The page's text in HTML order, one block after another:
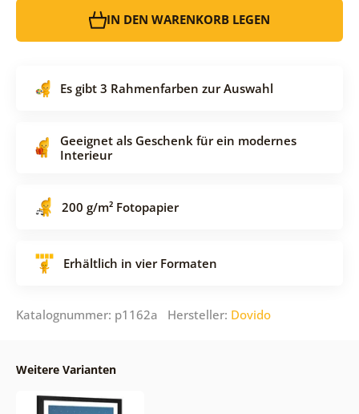
IN DEN WARENKORB LEGEN
Es gibt 3 Rahmenfarben zur Auswahl
Geeignet als Geschenk für ein modernes
Interieur
200 g/m² Fotopapier
Erhältlich in vier Formaten
Katalognummer: p1162a Hersteller: Dovido
Weitere Varianten